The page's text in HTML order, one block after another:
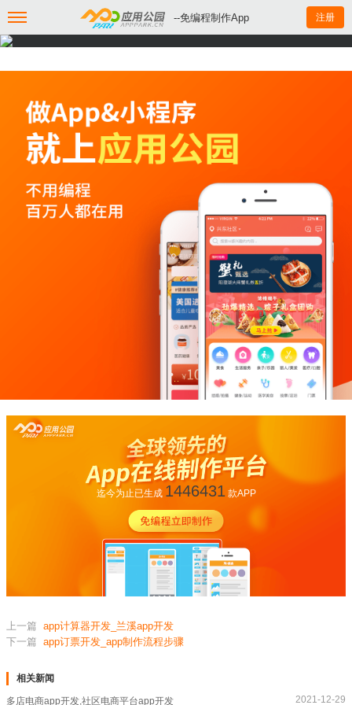
--免编程制作App 注册
迄今为止已生成 1446431款APP
上一篇 app计算器开发_兰溪app开发
下一篇 app订票开发_app制作流程步骤
相关新闻
多店电商app开发,社区电商平台app开发 2021-12-29